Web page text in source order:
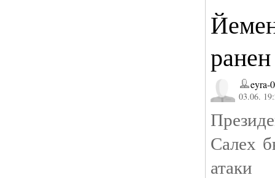
eyra-
03.06.
Салех